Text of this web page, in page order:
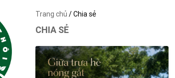
Trang chủ / Chia sẻ
CHIA SẺ